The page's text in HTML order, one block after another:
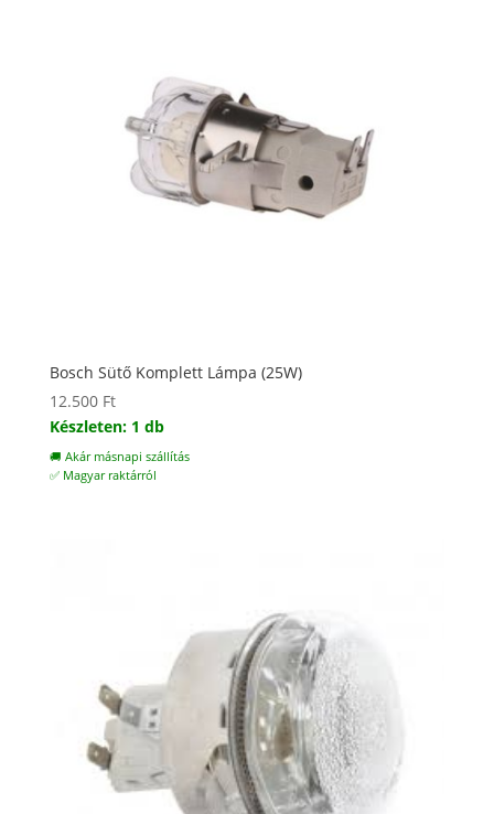
Bosch Sütő Komplett Lámpa (25W)
12.500 Ft
Készleten: 1 db
🚚 Akár másnapi szállítás
✅ Magyar raktárról